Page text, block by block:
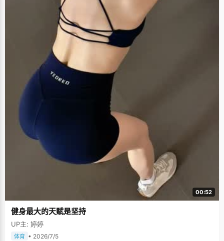
00:52
健身最大的天赋是坚持
UP主: 婷婷
体育 • 2026/7/5